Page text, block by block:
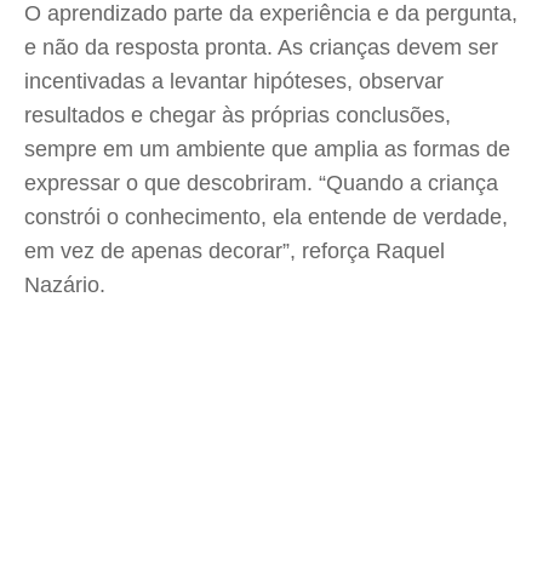
O aprendizado parte da experiência e da pergunta,
e não da resposta pronta. As crianças devem ser
incentivadas a levantar hipóteses, observar
resultados e chegar às próprias conclusões,
sempre em um ambiente que amplia as formas de
expressar o que descobriram. “Quando a criança
constrói o conhecimento, ela entende de verdade,
em vez de apenas decorar”, reforça Raquel
Nazário.